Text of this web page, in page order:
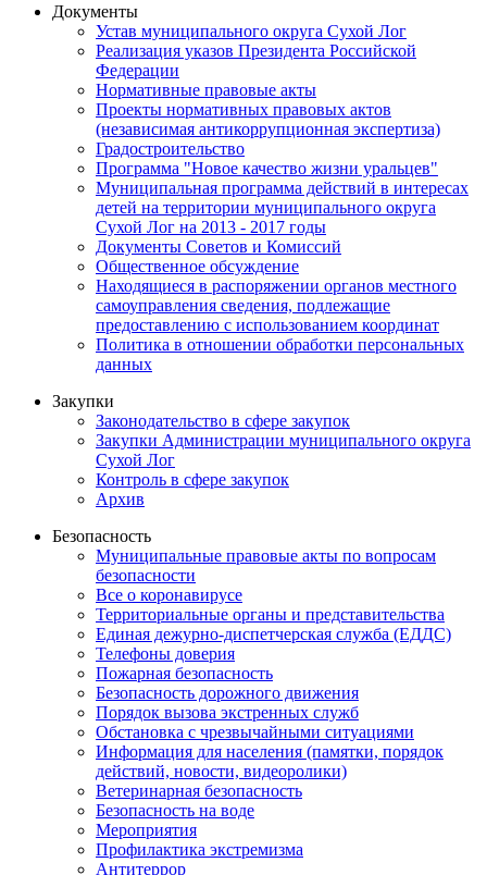
Документы
Устав муниципального округа Сухой Лог
Реализация указов Президента Российской
Федерации
Нормативные правовые акты
Проекты нормативных правовых актов
(независимая антикоррупционная экспертиза)
Градостроительство
Программа "Новое качество жизни уральцев"
Муниципальная программа действий в интересах
детей на территории муниципального округа
Сухой Лог на 2013 - 2017 годы
Документы Советов и Комиссий
Общественное обсуждение
Находящиеся в распоряжении органов местного
самоуправления сведения, подлежащие
предоставлению с использованием координат
Политика в отношении обработки персональных
данных
Закупки
Законодательство в сфере закупок
Закупки Администрации муниципального округа
Сухой Лог
Контроль в сфере закупок
Архив
Безопасность
Муниципальные правовые акты по вопросам
безопасности
Все о коронавирусе
Территориальные органы и представительства
Единая дежурно-диспетчерская служба (ЕДДС)
Телефоны доверия
Пожарная безопасность
Безопасность дорожного движения
Порядок вызова экстренных служб
Обстановка с чрезвычайными ситуациями
Информация для населения (памятки, порядок
действий, новости, видеоролики)
Ветеринарная безопасность
Безопасность на воде
Мероприятия
Профилактика экстремизма
Антитеррор